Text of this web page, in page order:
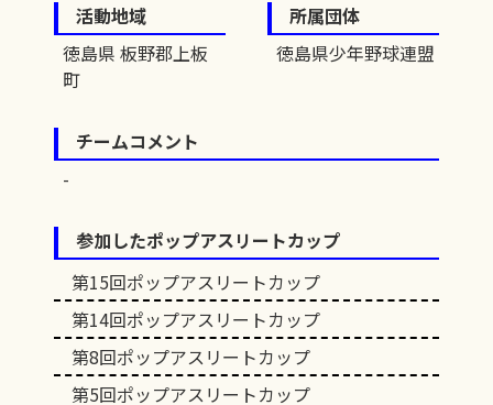
活動地域
徳島県 板野郡上板
町
所属団体
徳島県少年野球連盟
チームコメント
参加したポップアスリートカップ
第15回ポップアスリートカップ
第14回ポップアスリートカップ
第8回ポップアスリートカップ
第5回ポップアスリートカップ